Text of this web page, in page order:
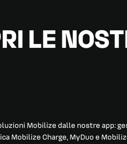
LE
Mobilize dalle nostre app:
Mobilize Charge, MyDuo e